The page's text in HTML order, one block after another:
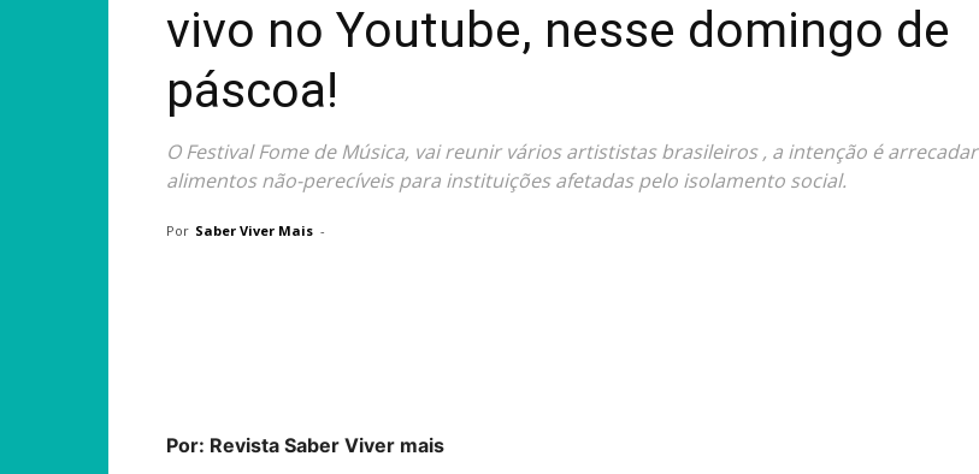
vivo no Youtube, nesse domingo de
páscoa!
O Festival Fome de Música, vai reunir vários artististas brasileiros , a intenção é arrecadar
alimentos não-perecíveis para instituições afetadas pelo isolamento social.
Por Saber Viver Mais -
Por: Revista Saber Viver mais